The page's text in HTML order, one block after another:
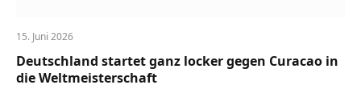
15. Juni 2026
Deutschland startet ganz locker gegen Curacao in
die Weltmeisterschaft